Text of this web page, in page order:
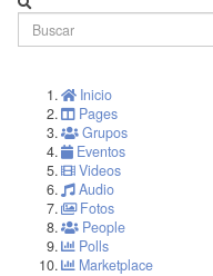
Inicio
Pages
Grupos
Eventos
Videos
Audio
Fotos
People
Polls
Marketplace